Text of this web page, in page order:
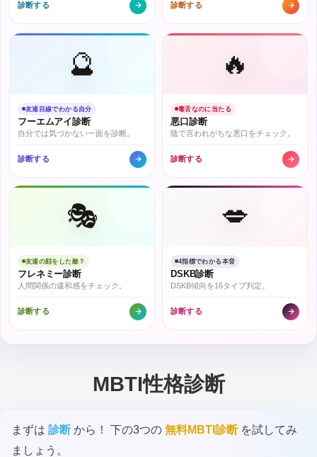
診断する 診断する
🔮
友達目線でわかる自分
フーエムアイ診断
自分では気づかない一面を診断。
診断する
🔥
毒舌なのに当たる
悪口診断
陰で言われがちな悪口をチェック。
診断する
🎭
友達の顔をした敵？
フレネミー診断
人間関係の違和感をチェック。
診断する
💋
4指標でわかる本音
DSKB診断
DSKB傾向を16タイプ判定。
診断する
MBTI性格診断
まずは 診断 から！ 下の3つの 無料MBTI診断を試してみ
ましょう。